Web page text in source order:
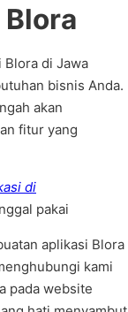
Blora di Jawa
bisnis Anda.
akan
fitur yang
di
pakai
aplikasi Blora
kami
pada website